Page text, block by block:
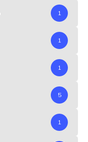
1
1
1
5
1